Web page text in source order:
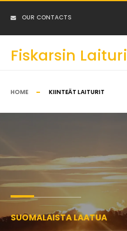
OUR CONTACTS
Fiskarsin Laituri
HOME KIINTEÄT LAITURIT
SUOMALAISTA LAATUA